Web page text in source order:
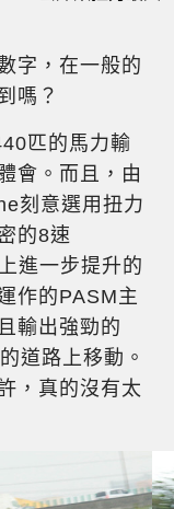
字，在一般的
嗎？
匹的馬力輸
會。而且，由
刻意選用扭力
的8速
進一步提升的
作的PASM主
輸出強勁的
道路上移動。
，真的沒有太